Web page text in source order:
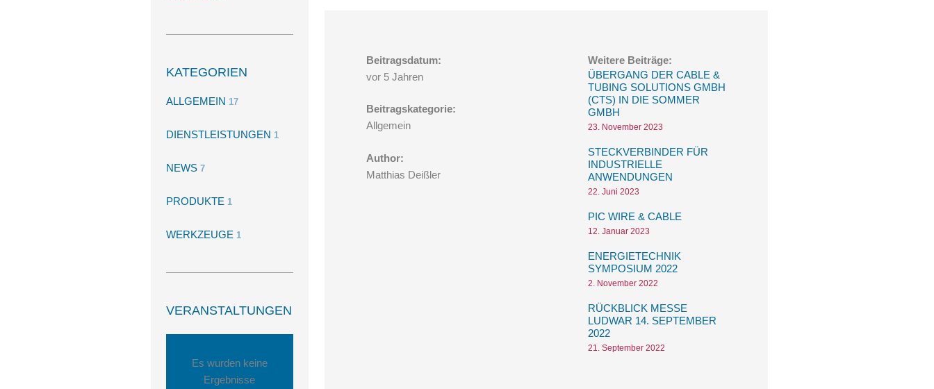
KATEGORIEN
ALLGEMEIN 17
DIENSTLEISTUNGEN 1
NEWS7
PRODUKTE 1
WERKZEUGE 1
VERANSTALTUNGEN
Es wurden keine
Ergebnisse
Beitragsdatum:
vor 5 Jahren
Beitragskategorie:
Allgemein
Author:
Matthias Deißler
Weitere Beiträge:
ÜBERGANG DER CABLE &
TUBING SOLUTIONS GMBH
(CTS) IN DIE SOMMER
GMBH
23. November 2023
STECKVERBINDER FÜR
INDUSTRIELLE
ANWENDUNGEN
22. Juni 2023
PIC WIRE & CABLE
12. Januar 2023
ENERGIETECHNIK
SYMPOSIUM 2022
2. November 2022
RÜCKBLICK MESSE
LUDWAR 14. SEPTEMBER
2022
21. September 2022